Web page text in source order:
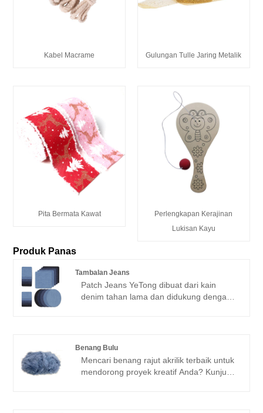
Kabel Macrame Gulungan Tulle Jaring Metalik
Pita Bermata Kawat
Perlengkapan Kerajinan
Lukisan Kayu
Produk Panas
Tambalan Jeans
Patch Jeans YeTong dibuat dari kain
denim tahan lama dan didukung dengan
oval, dan persegi panjang, tambalan kami
hadir dalam ukuran yang dapat
disesuaikan untuk memenuhi kebutuhan
spesifik Anda. Ukuran stok kami meliputi
Benang Bulu
Mencari benang rajut akrilik terbaik untuk
mendorong proyek kreatif Anda? Kunjungi